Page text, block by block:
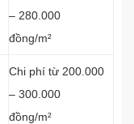
– 280.000
đồng/m²
Chi phí từ 200.000
– 300.000
đồng/m²